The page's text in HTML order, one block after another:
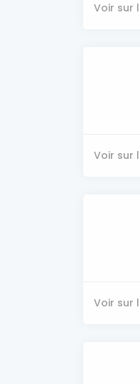
Voir sur
Voir sur
Voir sur